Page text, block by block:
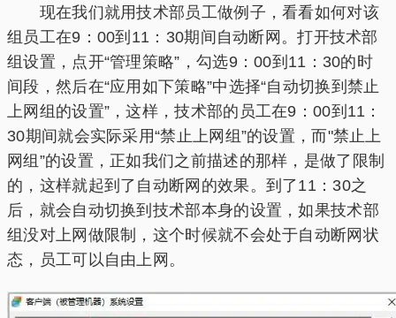
现在我们就用技术部员工做例子，看看如何对该
组员工在9：00到11：30期间自动断网。打开技术部
组设置，点开“管理策略”，勾选9：00到11：30的时
间段，然后在“应用如下策略”中选择“自动切换到禁止
上网组的设置”，这样，技术部的员工在9：00到11：
30期间就会实际采用“禁止上网组”的设置，而"禁止上
网组”的设置，正如我们之前描述的那样，是做了限制
的，这样就起到了自动断网的效果。到了11：30之
后，就会自动切换到技术部本身的设置，如果技术部
组没对上网做限制，这个时候就不会处于自动断网状
态，员工可以自由上网。